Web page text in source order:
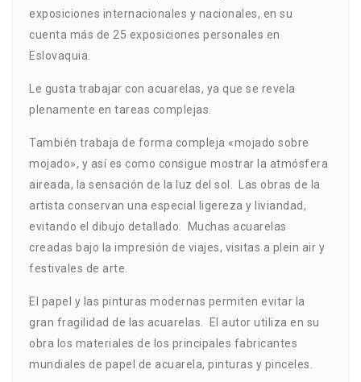
exposiciones internacionales y nacionales, en su
cuenta más de 25 exposiciones personales en
Eslovaquia.
Le gusta trabajar con acuarelas, ya que se revela
plenamente en tareas complejas.
También trabaja de forma compleja «mojado sobre
mojado», y así es como consigue mostrar la atmósfera
aireada, la sensación de la luz del sol. Las obras de la
artista conservan una especial ligereza y liviandad,
evitando el dibujo detallado. Muchas acuarelas
creadas bajo la impresión de viajes, visitas a plein air y
festivales de arte.
El papel y las pinturas modernas permiten evitar la
gran fragilidad de las acuarelas. El autor utiliza en su
obra los materiales de los principales fabricantes
mundiales de papel de acuarela, pinturas y pinceles.